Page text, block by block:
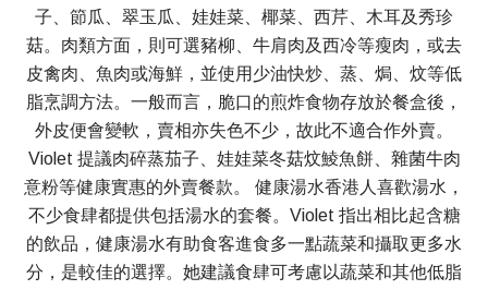
子、節瓜、翠玉瓜、娃娃菜、椰菜、西芹、木耳及秀珍
菇。肉類方面，則可選豬柳、牛肩肉及西冷等瘦肉，或去
皮禽肉、魚肉或海鮮，並使用少油快炒、蒸、焗、炆等低
脂烹調方法。一般而言，脆口的煎炸食物存放於餐盒後，
外皮便會變軟，賣相亦失色不少，故此不適合作外賣。
Violet 提議肉碎蒸茄子、娃娃菜冬菇炆鯪魚餅、雜菌牛肉
意粉等健康實惠的外賣餐款。 健康湯水香港人喜歡湯水，
不少食肆都提供包括湯水的套餐。Violet 指出相比起含糖
的飲品，健康湯水有助食客進食多一點蔬菜和攝取更多水
分，是較佳的選擇。她建議食肆可考慮以蔬菜和其他低脂